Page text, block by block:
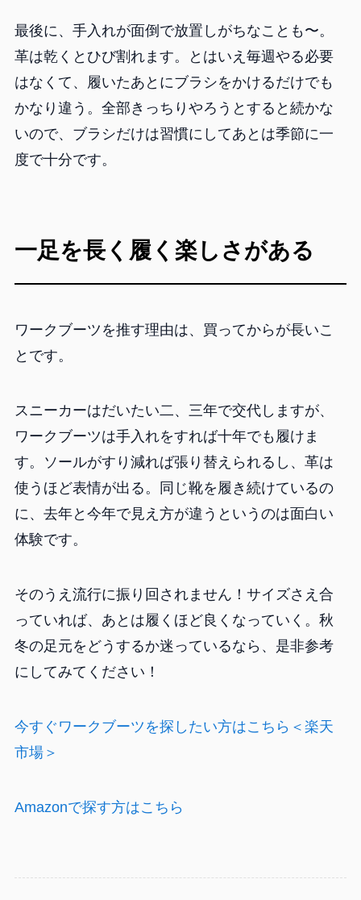
最後に、手入れが面倒で放置しがちなことも〜。
革は乾くとひび割れます。とはいえ毎週やる必要
はなくて、履いたあとにブラシをかけるだけでも
かなり違う。全部きっちりやろうとすると続かな
いので、ブラシだけは習慣にしてあとは季節に一
度で十分です。
一足を長く履く楽しさがある
ワークブーツを推す理由は、買ってからが長いこ
とです。
スニーカーはだいたい二、三年で交代しますが、
ワークブーツは手入れをすれば十年でも履けま
す。ソールがすり減れば張り替えられるし、革は
使うほど表情が出る。同じ靴を履き続けているの
に、去年と今年で見え方が違うというのは面白い
体験です。
そのうえ流行に振り回されません！サイズさえ合
っていれば、あとは履くほど良くなっていく。秋
冬の足元をどうするか迷っているなら、是非参考
にしてみてください！
今すぐワークブーツを探したい方はこちら＜楽天
市場＞
Amazonで探す方はこちら